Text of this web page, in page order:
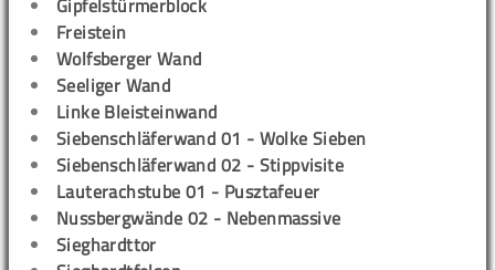
Gipfelstürmerblock
Freistein
Wolfsberger Wand
Seeliger Wand
Linke Bleisteinwand
Siebenschläferwand 01 - Wolke Sieben
Siebenschläferwand 02 - Stippvisite
Lauterachstube 01 - Pusztafeuer
Nussbergwände 02 - Nebenmassive
Sieghardttor